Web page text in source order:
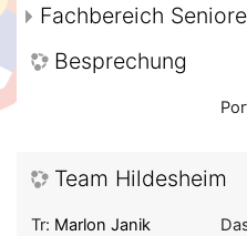
Fachbereich
Besprechung
Team Hildesheim
Tr: Marlon Janik